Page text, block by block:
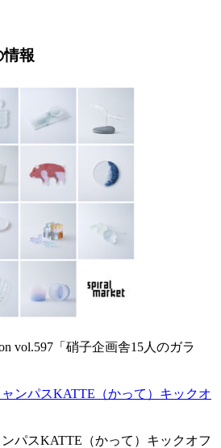
情報
vol.597「硝子企画舎15人のガラ
パスKATTE（かって）キックオフ